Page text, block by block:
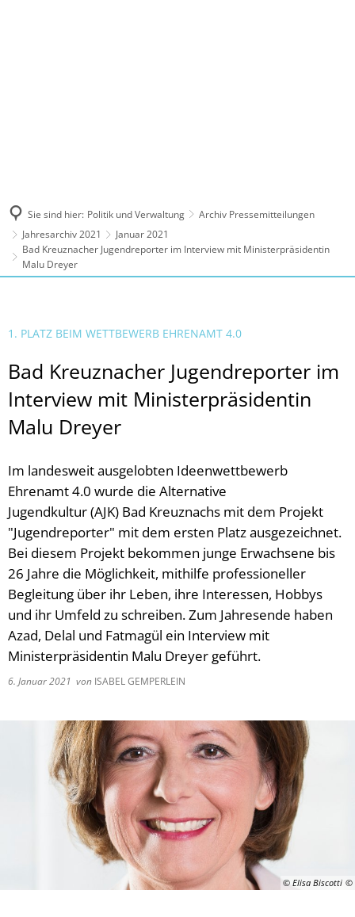
Sie sind hier: Politik und Verwaltung
Archiv Pressemitteilungen
Jahresarchiv 2021
Januar 2021
Bad Kreuznacher Jugendreporter im Interview mit Ministerpräsidentin
Malu Dreyer
1. PLATZ BEIM WETTBEWERB EHRENAMT 4.0
Bad Kreuznacher Jugendreporter im
Interview mit Ministerpräsidentin
Malu Dreyer
Im landesweit ausgelobten Ideenwettbewerb
Ehrenamt 4.0 wurde die Alternative
Jugendkultur (AJK) Bad Kreuznachs mit dem Projekt
"Jugendreporter" mit dem ersten Platz ausgezeichnet.
Bei diesem Projekt bekommen junge Erwachsene bis
26 Jahre die Möglichkeit, mithilfe professioneller
Begleitung über ihr Leben, ihre Interessen, Hobbys
und ihr Umfeld zu schreiben. Zum Jahresende haben
Azad, Delal und Fatmagül ein Interview mit
Ministerpräsidentin Malu Dreyer geführt.
6. Januar 2021 von ISABEL GEMPERLEIN
© Elisa Biscotti